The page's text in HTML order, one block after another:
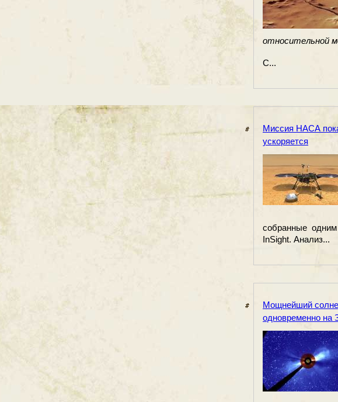
относительной
С...
Миссия НАСА
ускоряется
собранные
InSight. Анализ...
Мощнейший
одновременно на